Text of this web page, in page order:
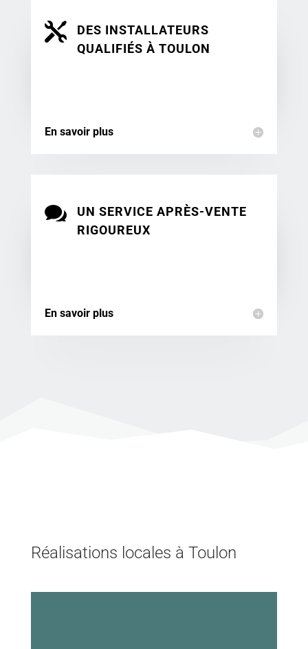

DES INSTALLATEURS
QUALIFIÉS À TOULON
En savoir plus

UN SERVICE APRÈS-VENTE
RIGOUREUX
En savoir plus
Réalisations locales à Toulon